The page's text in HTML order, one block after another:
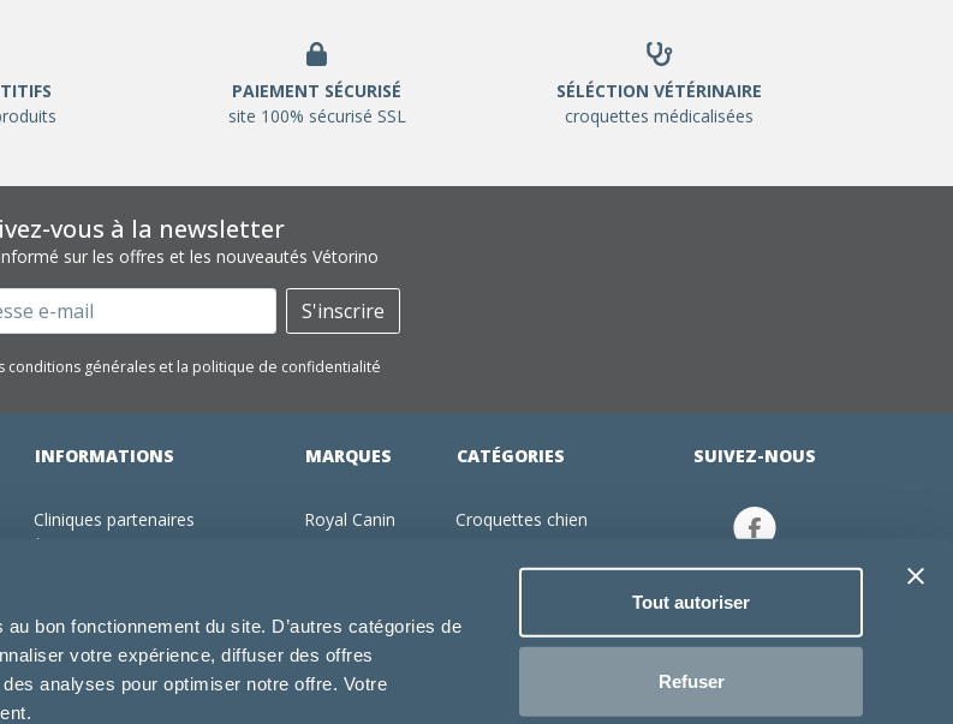
bon fonctionnement du site. D’autres catégories de
votre expérience, diffuser des offres
analyses pour optimiser notre offre. Votre
Tout autoriser
Refuser
PAIEMENT SÉCURISÉ
site 100% sécurisé SSL
SÉLÉCTION VÉTÉRINAIRE
croquettes médicalisées
vous à la newsletter
sur les offres et les nouveautés Vétorino
S'inscrire
conditions générales et la politique de confidentialité
INFORMATIONS
Cliniques partenaires
Utilisation des cookies
Conditions générales d'utilisation
MARQUES
Royal Canin
Specific
Dechra
Tonivet
CATÉGORIES
Croquettes chien
Jouets chien
Produits vétérinaire chien
SUIVEZ-NOUS